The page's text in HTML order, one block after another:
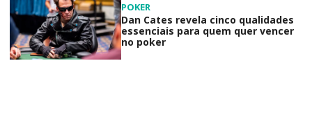
POKER
Dan Cates revela cinco qualidades
essenciais para quem quer vencer
no poker